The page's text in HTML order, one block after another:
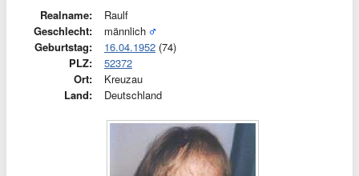
Realname:
Raulf
Geschlecht:
männlich
Geburtstag:
16.04.1952 (74)
PLZ:
52372
Ort:
Kreuzau
Land:
Deutschland